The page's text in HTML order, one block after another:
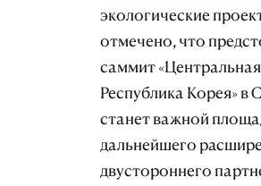
экологические
отмечено, что
саммит
Республика Корея» в
станет важной
дальнейшего
двустороннего